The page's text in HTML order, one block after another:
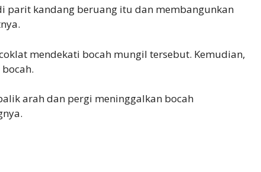
parit kandang beruang itu dan membangunkan
mendekati bocah mungil tersebut. Kemudian,
arah dan pergi meninggalkan bocah